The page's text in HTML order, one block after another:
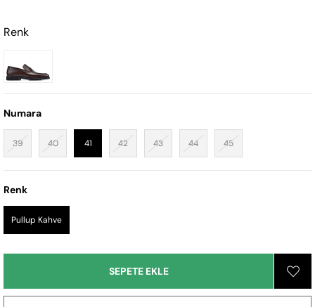
Renk
Numara
39 40 41 42 43 44 45
Renk
Pullup Kahve